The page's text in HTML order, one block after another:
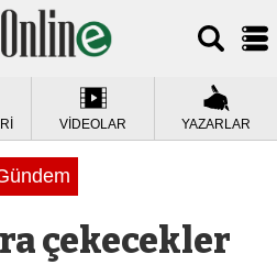
VİDEOLAR YAZARLAR
çekecekler